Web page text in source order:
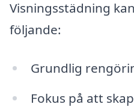
Visningsstädning
följande:
Grundlig
Fokus på att